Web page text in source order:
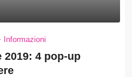
Informazioni
2019: 4 pop-up